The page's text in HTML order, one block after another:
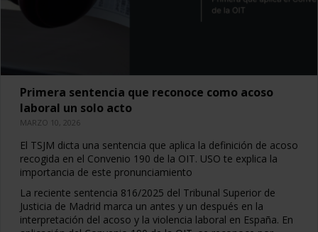
Primera sentencia que reconoce como acoso
laboral un solo acto
MARZO 10, 2026
El TSJM dicta una sentencia que aplica la definición de acoso
recogida en el Convenio 190 de la OIT. USO te explica la
importancia de este pronunciamiento
La reciente sentencia 816/2025 del Tribunal Superior de
Justicia de Madrid marca un antes y un después en la
interpretación del acoso y la violencia laboral en España. En